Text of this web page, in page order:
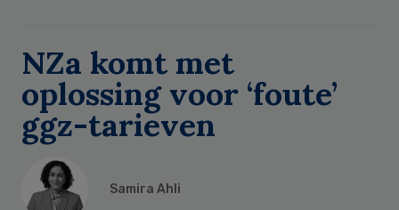
NZa komt met
oplossing voor ‘foute’
ggz-tarieven
Samira Ahli